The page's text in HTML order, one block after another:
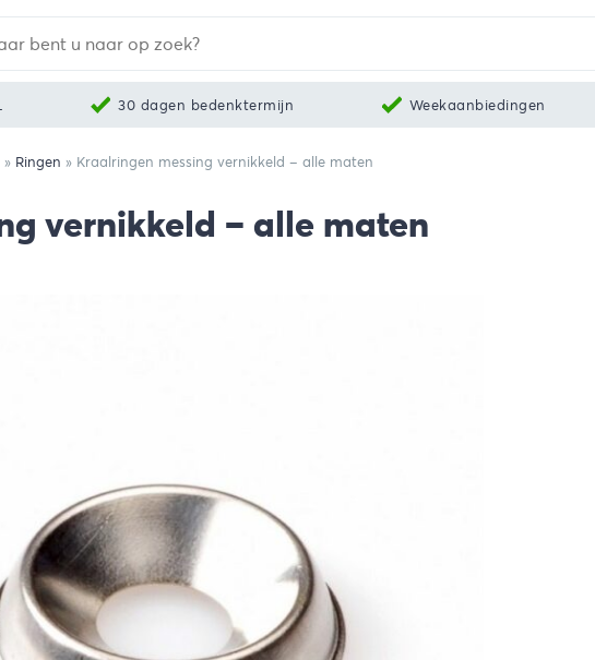
30 dagen bedenktermijn Weekaanbiedingen
» Ringen » Kraalringen messing vernikkeld – alle maten
vernikkeld – alle maten